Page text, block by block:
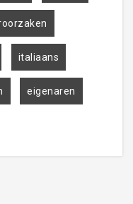
italiaans
eigenaren